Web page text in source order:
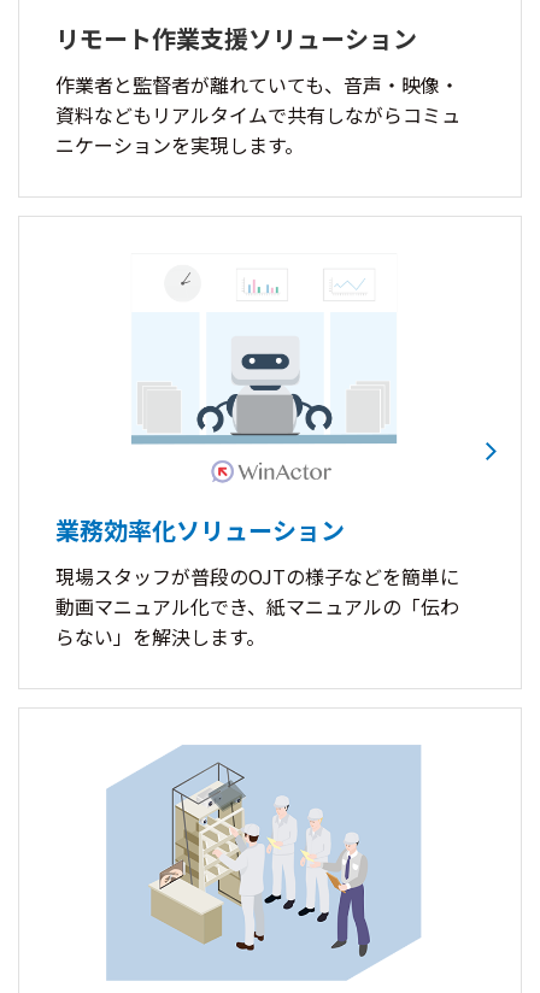
リモート作業支援ソリューション
作業者と監督者が離れていても、音声・映像・
資料などもリアルタイムで共有しながらコミュ
ニケーションを実現します。
業務効率化ソリューション
現場スタッフが普段のOJTの様子などを簡単に
動画マニュアル化でき、紙マニュアルの「伝わ
らない」を解決します。